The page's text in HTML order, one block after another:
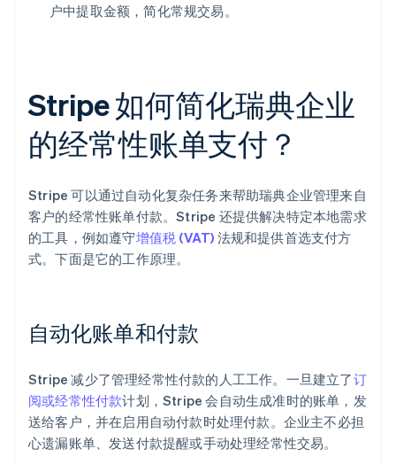
户中提取金额，简化常规交易。
Stripe 如何简化瑞典企业
的经常性账单支付？
Stripe 可以通过自动化复杂任务来帮助瑞典企业管理来自
客户的经常性账单付款。Stripe 还提供解决特定本地需求
的工具，例如遵守增值税 (VAT) 法规和提供首选支付方
式。下面是它的工作原理。
自动化账单和付款
Stripe 减少了管理经常性付款的人工工作。一旦建立了订
阅或经常性付款计划，Stripe 会自动生成准时的账单，发
送给客户，并在启用自动付款时处理付款。企业主不必担
心遗漏账单、发送付款提醒或手动处理经常性交易。